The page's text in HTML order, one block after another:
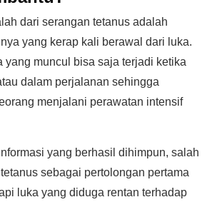
dari serangan tetanus adalah
yang kerap kali berawal dari luka.
yang muncul bisa saja terjadi ketika
dalam perjalanan sehingga
menjalani perawatan intensif
yang berhasil dihimpun, salah
sebagai pertolongan pertama
luka yang diduga rentan terhadap